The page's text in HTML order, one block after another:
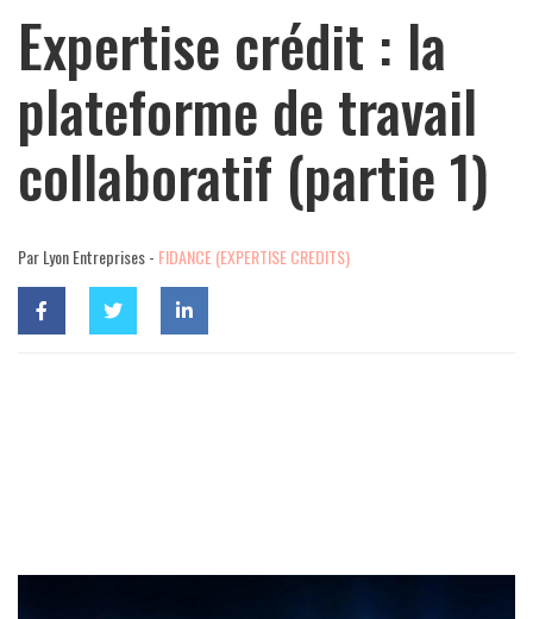
Expertise crédit : la
plateforme de travail
collaboratif (partie 1)
Par Lyon Entreprises - FIDANCE (EXPERTISE CREDITS)